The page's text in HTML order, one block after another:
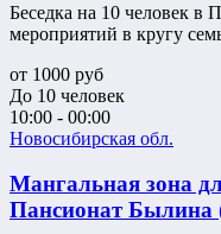
Беседка на 10 человек в
мероприятий в кругу
от 1000 руб
До 10 человек
10:00 - 00:00
Новосибирская обл.
Мангальная зона
Пансионат Былина